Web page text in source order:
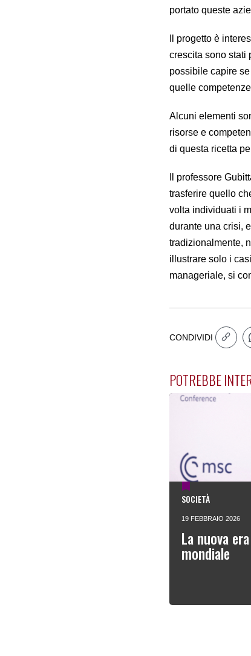
portato queste
Il progetto è
crescita sono stati
possibile capire
quelle
Alcuni elementi
risorse e
di questa ricetta
Il professore
trasferire quello
volta individuati i
durante una crisi,
tradizionalmente,
illustrare solo i
manageriale, si
CONDIVIDI
POTREBBE
SOCIETÀ
19 FEBBRAIO 2026
La nuova
mondiale